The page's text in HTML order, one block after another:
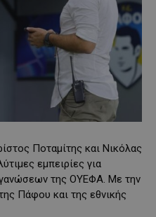
Ποταμίτης και Νικόλας
εμπειρίες για
της ΟΥΕΦΑ. Mε την
Πάφου και της εθνικής